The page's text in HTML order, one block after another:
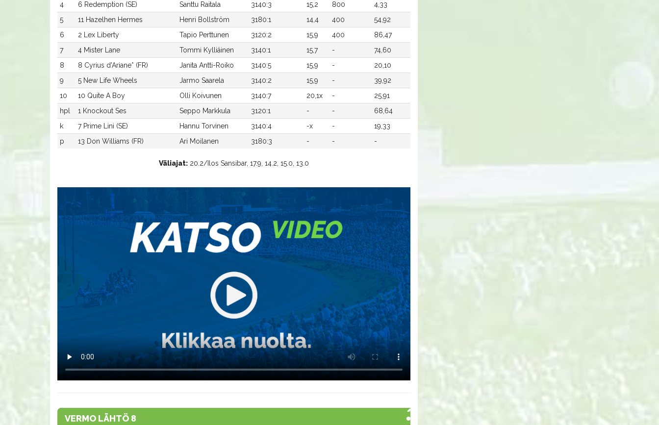
4
6 Redemption (SE) Santtu Raitala 3140:3 15,2 800
4,33
5
11 Hazelhen Hermes Henri Bollström 3180:1 14,4 400
54,92
6
2 Lex Liberty Tapio Perttunen 3120:2 15,9 400
86,47
7
4 Mister Lane Tommi Kylliäinen 3140:1 15,7 -
74,60
8
8 Cyrius d'Ariane* (FR) Janita Antti-Roiko 3140:5 15,9 -
20,10
9
5 New Life Wheels Jarmo Saarela 3140:2 15,9 -
39,92
10
10 Quite A Boy Olli Koivunen 3140:7 20,1x -
25,91
hpl
1 Knockout Ses Seppo Markkula 3120:1 - -
68,64
k
7 Prime Lini (SE) Hannu Torvinen 3140:4 -x -
19,33
p
13 Don Williams (FR) Ari Moilanen 3180:3 - - -
Väliajat: 20.2/Ilos Sansibar, 17.9, 14.2, 15.0, 13.0
VERMO LÄHTÖ 8